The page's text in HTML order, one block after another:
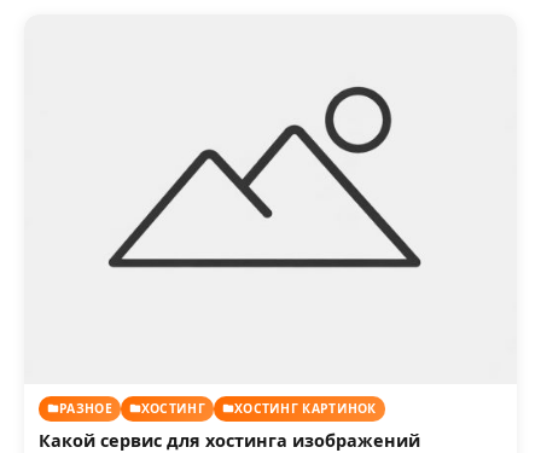
РАЗНОЕ ХОСТИНГ ХОСТИНГ КАРТИНОК
Какой сервис для хостинга изображений